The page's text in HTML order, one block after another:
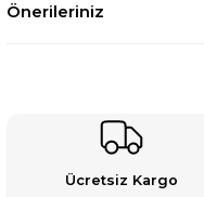
Önerileriniz
Ücretsiz Kargo